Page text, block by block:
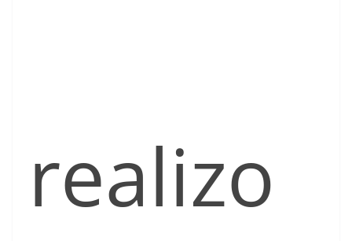
realizo